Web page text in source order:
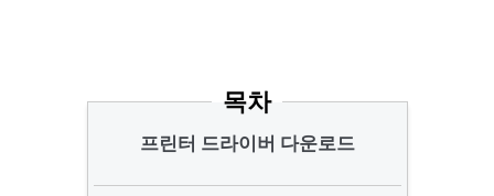
목차
프린터 드라이버 다운로드